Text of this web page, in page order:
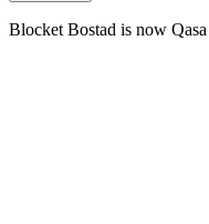
Blocket Bostad is now Qasa